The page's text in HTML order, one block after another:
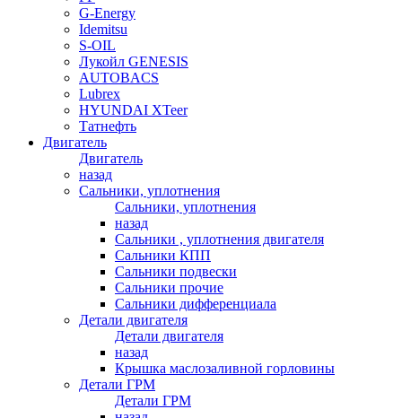
G-Energy
Idemitsu
S-OIL
Лукойл GENESIS
AUTOBACS
Lubrex
HYUNDAI XTeer
Татнефть
Двигатель
Двигатель
назад
Сальники, уплотнения
Сальники, уплотнения
назад
Сальники , уплотнения двигателя
Сальники КПП
Сальники подвески
Сальники прочие
Сальники дифференциала
Детали двигателя
Детали двигателя
назад
Крышка маслозаливной горловины
Детали ГРМ
Детали ГРМ